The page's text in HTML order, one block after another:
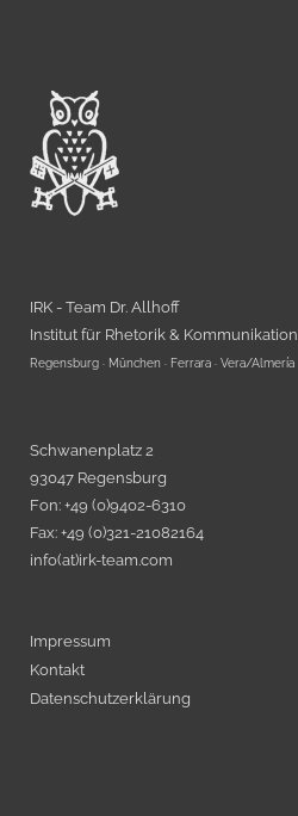
IRK - Team Dr. Allhoff
Institut für Rhetorik & Kommunikation
Regensburg · München · Ferrara · Vera/Almería
Schwanenplatz 2
93047 Regensburg
Fon: +49 (0)9402-6310
Fax: +49 (0)321-21082164
info(at)irk-team.com
Impressum
Kontakt
Datenschutzerklärung